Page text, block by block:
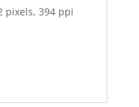
pixels, 394 ppi